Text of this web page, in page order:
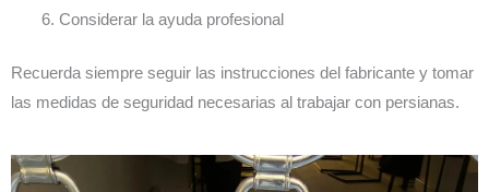
Considerar la ayuda profesional
Recuerda siempre seguir las instrucciones del fabricante y tomar
las medidas de seguridad necesarias al trabajar con persianas.